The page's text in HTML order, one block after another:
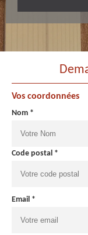
Vos coordonnées
Nom *
Code postal *
Email *